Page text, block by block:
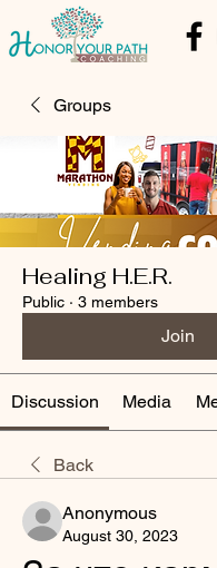
Groups
Healing H.E.R.
Public · 3 members
Join
Discussion Media
Back
Anonymous
August 30, 2023